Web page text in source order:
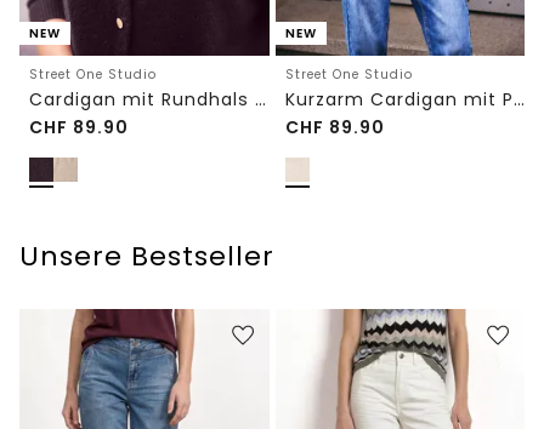
NEW
Street One Studio
Cardigan mit Rundhals und Knöpfen
CHF 89.90
NEW
Street One Studio
Kurzarm Cardigan mit Polokragen
CHF 89.90
Unsere Bestseller